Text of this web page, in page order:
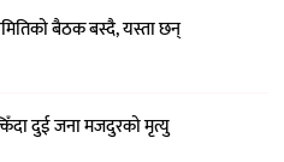
बैठक बस्दै, यस्ता छन्
दुई जना मजदुरको मृत्यु